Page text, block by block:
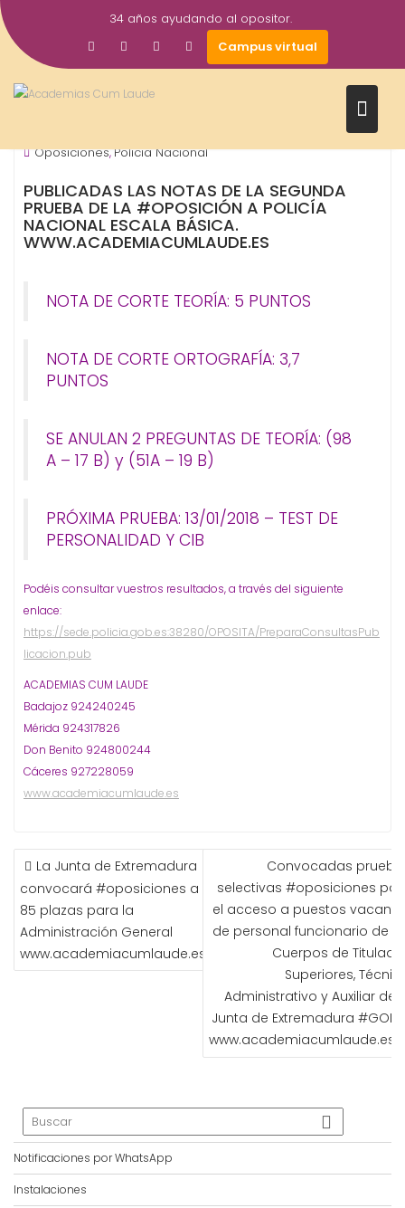
Saltar
al
contenido
34 años ayudando al opositor.
Campus virtual
Dic
2017
academiacumlaudeoposiciones
Prensa
Oposiciones,Policia Nacional
PUBLICADAS LAS NOTAS DE LA SEGUNDA
PRUEBA DE LA #OPOSICIÓN A POLICÍA
NACIONAL ESCALA BÁSICA.
WWW.ACADEMIACUMLAUDE.ES
NOTA DE CORTE TEORÍA: 5 PUNTOS
NOTA DE CORTE ORTOGRAFÍA: 3,7
PUNTOS
SE ANULAN 2 PREGUNTAS DE TEORÍA: (98
A – 17 B) y (51A – 19 B)
PRÓXIMA PRUEBA: 13/01/2018 – TEST DE
PERSONALIDAD Y CIB
Podéis consultar vuestros resultados, a través del siguiente
enlace:
https://sede.policia.gob.es:38280/OPOSITA/PreparaConsultasPub
licacion.pub
ACADEMIAS CUM LAUDE
Badajoz 924240245
Mérida 924317826
Don Benito 924800244
Cáceres 927228059
www.academiacumlaude.es
NAVEGACIÓN
DE
ENTRADAS
La Junta de Extremadura
convocará #oposiciones a
85 plazas para la
Administración General
www.academiacumlaude.es
Convocadas
selectivas #oposiciones
el acceso a puestos
de personal funcionario de
Cuerpos de
Superiores,
Administrativo y Auxiliar de
Junta de Extremadura
www.academiacumlaude.es
Notificaciones por WhatsApp
Instalaciones